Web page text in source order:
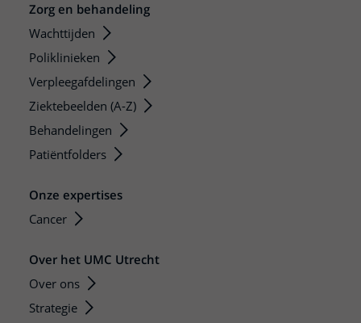
Zorg en behandeling
Wachttijden
Poliklinieken
Verpleegafdelingen
Ziektebeelden (A-Z)
Behandelingen
Patiëntfolders
Onze expertises
Cancer
Over het UMC Utrecht
Over ons
Strategie